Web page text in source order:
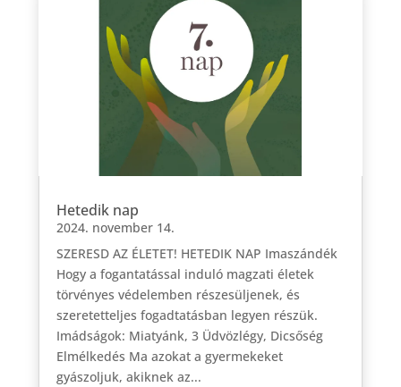
Hetedik nap
2024. november 14.
SZERESD AZ ÉLETET! HETEDIK NAP Imaszándék
Hogy a fogantatással induló magzati életek
törvényes védelemben részesüljenek, és
szeretetteljes fogadtatásban legyen részük.
Imádságok: Miatyánk, 3 Üdvözlégy, Dicsőség
Elmélkedés Ma azokat a gyermekeket
gyászoljuk, akiknek az...